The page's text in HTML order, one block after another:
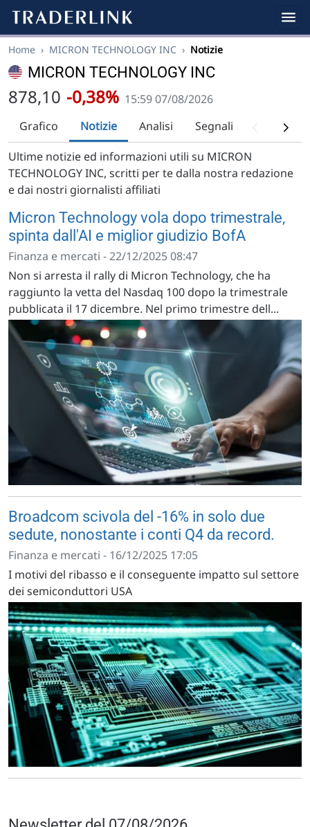
Home › MICRON TECHNOLOGY INC › Notizie
MICRON TECHNOLOGY INC
878,10 -0,38% 15:59 07/08/2026
Grafico
Notizie Analisi Segnali
Analisi
Ultime notizie ed informazioni utili su MICRON
TECHNOLOGY INC, scritti per te dalla nostra redazione
e dai nostri giornalisti affiliati
Micron Technology vola dopo trimestrale,
spinta dall'AI e miglior giudizio BofA
Finanza e mercati - 22/12/2025 08:47
Non si arresta il rally di Micron Technology, che ha
raggiunto la vetta del Nasdaq 100 dopo la trimestrale
pubblicata il 17 dicembre. Nel primo trimestre dell...
Broadcom scivola del -16% in solo due
sedute, nonostante i conti Q4 da record.
Finanza e mercati - 16/12/2025 17:05
I motivi del ribasso e il conseguente impatto sul settore
dei semiconduttori USA